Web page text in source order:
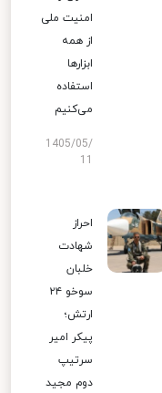
امنیت ملی
از همه
ابزارها
استفاده
می‌کنیم
1405/05/
احراز
شهادت
خلبان
سوخو ۲۴
ارتش؛
پیکر امیر
سرتیپ
دوم مجید